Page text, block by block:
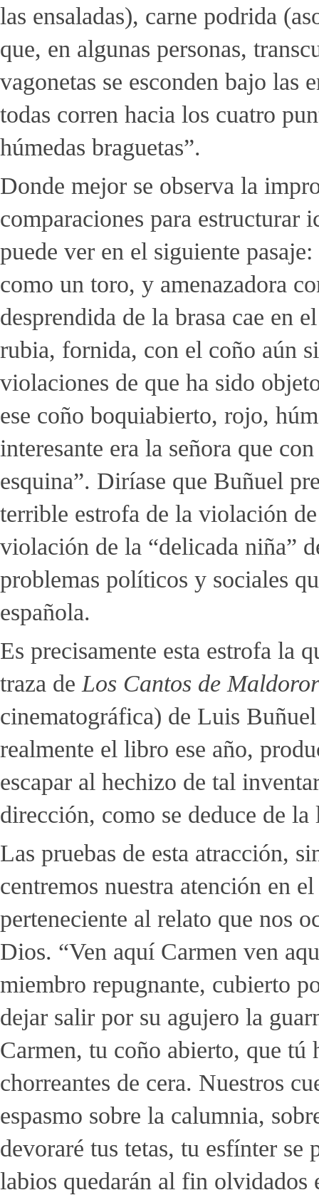
las ensaladas), carne podrida
que, en algunas personas,
vagonetas se esconden bajo las
todas corren hacia los cuatro
húmedas braguetas”.
Donde mejor se observa la
comparaciones para estructurar
puede ver en el siguiente
como un toro, y amenazadora
desprendida de la brasa cae en
rubia, fornida, con el coño aún
violaciones de que ha sido
ese coño boquiabierto, rojo,
interesante era la señora que
esquina”. Diríase que Buñuel
terrible estrofa de la violación
violación de la “delicada niña”
problemas políticos y sociales
española.
Es precisamente esta estrofa la
traza de Los Cantos de Maldoror
cinematográfica) de Luis
realmente el libro ese año,
escapar al hechizo de tal
dirección, como se deduce de
Las pruebas de esta atracción,
centremos nuestra atención en
perteneciente al relato que nos
Dios. “Ven aquí Carmen ven
miembro repugnante, cubierto
dejar salir por su agujero la
Carmen, tu coño abierto, que tú
chorreantes de cera. Nuestros
espasmo sobre la calumnia,
devoraré tus tetas, tu esfínter
labios quedarán al fin olvidados